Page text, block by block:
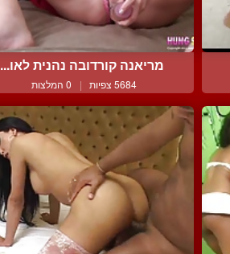
מריאנה קורדובה נהנית לאו...
5684 צפיות | 0 המלצות